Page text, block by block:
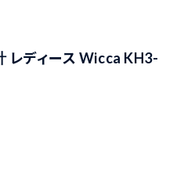
レディース Wicca KH3-